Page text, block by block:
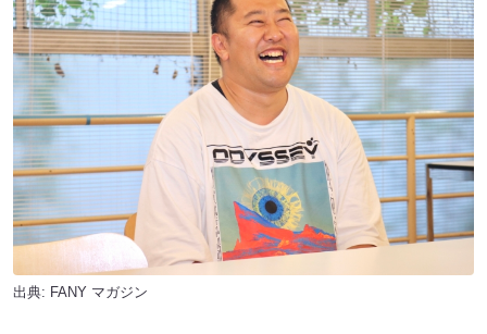
出典: FANY マガジン